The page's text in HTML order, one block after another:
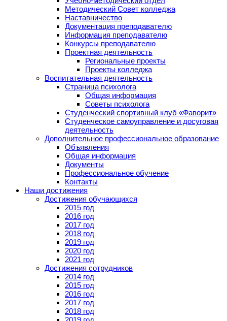
Методический Совет колледжа
Наставничество
Документация преподавателю
Информация преподавателю
Конкурсы преподавателю
Проектная деятельность
Региональные проекты
Проекты колледжа
Воспитательная деятельность
Страница психолога
Общая информация
Советы психолога
Студенческий спортивный клуб «Фаворит»
Студенческое самоуправление и досуговая
деятельность
Дополнительное профессиональное образование
Объявления
Общая информация
Документы
Профессиональное обучение
Контакты
Наши достижения
Достижения обучающихся
2015 год
2016 год
2017 год
2018 год
2019 год
2020 год
2021 год
Достижения сотрудников
2014 год
2015 год
2016 год
2017 год
2018 год